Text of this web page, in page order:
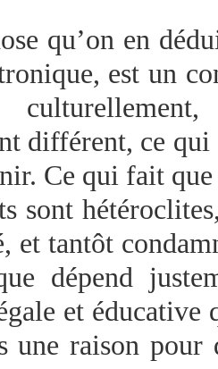
qu’on en
est un
différent, ce qui
Ce qui fait que
sont
et tantôt
dépend
et éducative
une raison pour